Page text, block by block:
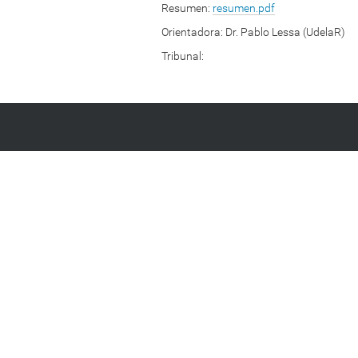
Resumen: resumen.pdf
Orientadora: Dr. Pablo Lessa (UdelaR)
Tribunal: